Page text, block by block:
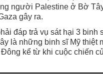
người Palestine ở Bờ
gây ra.
đáp trả vụ sát hại 3 binh
là những binh sĩ Mỹ thiệt
kể từ khi cuộc chiến